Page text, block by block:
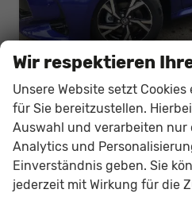
Toyota Yaris
Hybrid Teamplayer
Fahrzeugnr. 59938 Getriebe
Kraftstoff Hybrid Benzin Außenfarbe
Wir respektieren
Unsere Website setzt
für Sie bereitzustellen.
Auswahl und verarbeiten nur
Analytics und
Einverständnis geben. Sie
jederzeit mit Wirkung für die